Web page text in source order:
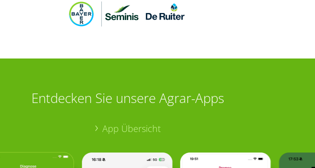
Entdecken Sie unsere Agrar-Apps
App Übersicht